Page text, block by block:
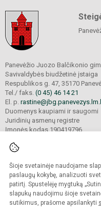
Šioje svetainėje naudojame
paslaugų kokybę, analizuoti
patirtį. Spustelėję mygtuką
slapukų naudojimu šioje
sutikimus, prašome apsilankyti
Panevėžio Juozo Balčikonio
Savivaldybės biudžetinė įstaiga
Respublikos g. 47, 35170
Tel./ faks. (0 45) 46 14 21
El. p.
Duomenys kaupiami ir saugomi
Juridinių asmenų registre
Įmonės kodas 190419796
© 2026. Panevėžio Juozo
Kopijuoti turinį be raštiško
Prieinamumo
Sumanus būdas atnaujinti